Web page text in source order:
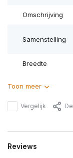
Omschrijving
Samenstelling
Breedte
Toon meer
Vergelijk
Reviews